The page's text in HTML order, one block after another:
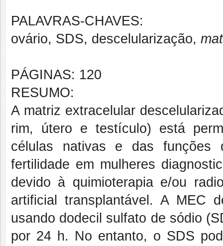
PALAVRAS-CHAVES:
ovário, SDS, descelularização,
PÁGINAS: 120
RESUMO:
A matriz extracelular
rim, útero e testículo) está
células nativas e das funções
fertilidade em mulheres
devido à quimioterapia e/ou
artificial transplantável. A MEC
usando dodecil sulfato de sódio
por 24 h. No entanto, o SDS